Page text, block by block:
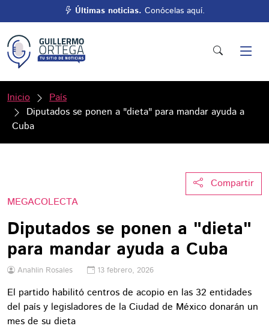
Últimas noticias. Conócelas aquí.
Inicio
País
Diputados se ponen a "dieta" para mandar ayuda a
Cuba
Compartir
MEGACOLECTA
Diputados se ponen a "dieta"
para mandar ayuda a Cuba
Anahlin Rosales 13 febrero, 2026
El partido habilitó centros de acopio en las 32 entidades
del país y legisladores de la Ciudad de México donarán un
mes de su dieta